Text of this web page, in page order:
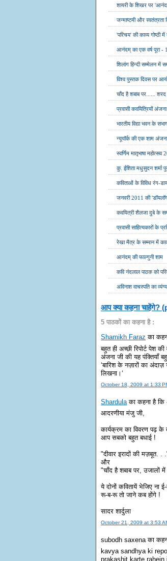
शायरी के शिखर पर
जन्माष्टमी और
'परिचय' की काव्य गोष्ठी
आनंदम् का एक वर्ष पूरा -
शिलांग हिन्दी सम्मेलन में
विश्व पुस्तक दिवस पर
चाँद है शबाब पर...... शरद
प्रवासी कवयित्रियों
भारतीय विद्या भवन के
न्यूयॉर्क की एक शाम
स्वर्णिम मातृभाषा
कु. ईशिता मधुसुदन शर्मा
कविताओं के विविध रंग-
जनवरी 2011 की
कवयित्री शैलजा दुबे के
प्रवासी साहित्यकारों के
रेखा मैत्र के सम्मान में
आनंदम् की फाल्गुनी शाम
कवि नंदलाल पाठक को
अविनाश वाचस्पति का
आप क्या कहना
5 पाठकों का कहना है :
Shamikh Faraz का
बहुत ही अच्छी रिपोर्ट पेश
अंजना जी की यह पंक्तियाँ
‘बारिश के नज़ारों का
लिखना।‘
October 18, 2009 at 1:33
Shardula का कहना है कि
आदरणीया मंजु जी,
कार्यक्रम का विवरण पढ़ के
आप सबको बहुत बधाई !
"दीवार इरादों की मज़बूत. .
और
"चाँद है शबाब पर, उजालों
ये दोनों कवितायें भेजिए
रू-ब-रू तो जाने कब होंगे !
सादर शार्दुला
October 21, 2009 at 3:53
subodh saxena का
kavya sandhya ki
prakashit karte